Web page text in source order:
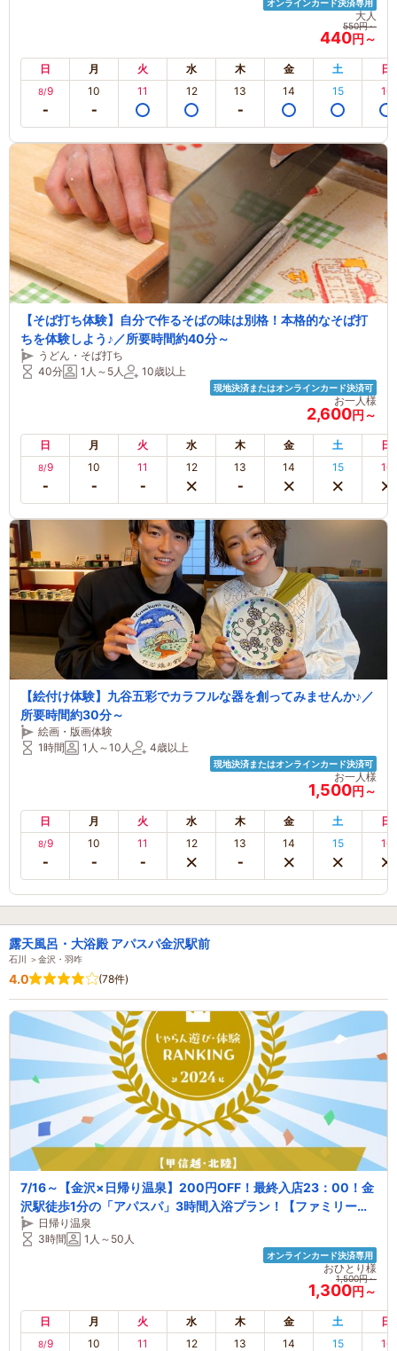
オンラインカード決済専用
大人
550円～
440円～
日 月 火 水 木 金 土 日
8/9 10 11 12 13 14 15 16
【そば打ち体験】自分で作るそばの味は別格！本格的なそば打
ちを体験しよう♪／所要時間約40分～
うどん・そば打ち
40分
1人～5人 10歳以上
現地決済またはオンラインカード決済可
お一人様
2,600円～
日 月 火 水 木 金 土 日
8/9 10 11 12 13 14 15 16
【絵付け体験】九谷五彩でカラフルな器を創ってみませんか♪／
所要時間約30分～
絵画・版画体験
1時間
1人～10人 4歳以上
現地決済またはオンラインカード決済可
お一人様
1,500円～
日 月 火 水 木 金 土 日
8/9 10 11 12 13 14 15 16
露天風呂・大浴殿 アパスパ金沢駅前
石川 ＞金沢・羽咋
4.0 (78件)
7/16～【金沢×日帰り温泉】200円OFF！最終入店23：00！金
沢駅徒歩1分の「アパスパ」3時間入浴プラン！【ファミリー・
カップル・女性おすすめ】
日帰り温泉
3時間
1人～50人
オンラインカード決済専用
おひとり様
1,500円～
1,300円～
日 月 火 水 木 金 土 日
8/9 10 11 12 13 14 15 16